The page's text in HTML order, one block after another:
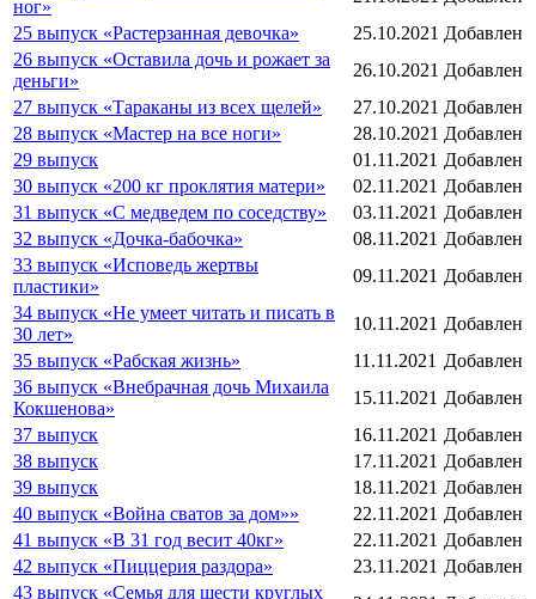
ног»
25 выпуск «Растерзанная девочка»
25.10.2021 Добавлен
26 выпуск «Оставила дочь и рожает за
деньги»
26.10.2021 Добавлен
27 выпуск «Тараканы из всех щелей»
27.10.2021 Добавлен
28 выпуск «Мастер на все ноги»
28.10.2021 Добавлен
29 выпуск
01.11.2021 Добавлен
30 выпуск «200 кг проклятия матери»
02.11.2021 Добавлен
31 выпуск «С медведем по соседству»
03.11.2021 Добавлен
32 выпуск «Дочка-бабочка»
08.11.2021 Добавлен
33 выпуск «Исповедь жертвы
пластики»
09.11.2021 Добавлен
34 выпуск «Не умеет читать и писать в
30 лет»
10.11.2021 Добавлен
35 выпуск «Рабская жизнь»
11.11.2021 Добавлен
36 выпуск «Внебрачная дочь Михаила
Кокшенова»
15.11.2021 Добавлен
37 выпуск
16.11.2021 Добавлен
38 выпуск
17.11.2021 Добавлен
39 выпуск
18.11.2021 Добавлен
40 выпуск «Война сватов за дом»»
22.11.2021 Добавлен
41 выпуск «В 31 год весит 40кг»
22.11.2021 Добавлен
42 выпуск «Пиццерия раздора»
23.11.2021 Добавлен
43 выпуск «Семья для шести круглых